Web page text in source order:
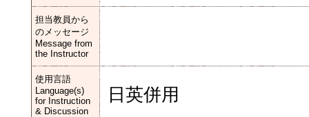
担当教員から
のメッセージ
Message from
the Instructor
使用言語
Language(s)
for Instruction
& Discussion
日英併用